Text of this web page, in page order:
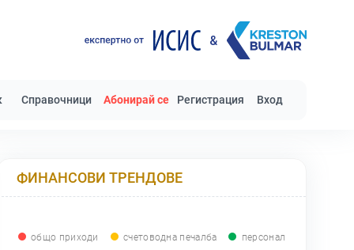
Справочници Абонирай се Регистрация Вход
ФИНАНСОВИ ТРЕНДОВЕ
общо приходи счетоводна печалба персонал